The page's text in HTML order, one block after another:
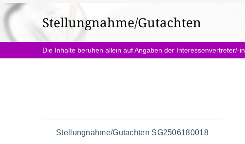
befinden
sich
hier:
Stellungnahme/Gutachten
Die Inhalte beruhen allein auf Angaben der Interessenvertreter/-
Navigation
Stellungnahme/Gutachten SG2506180018